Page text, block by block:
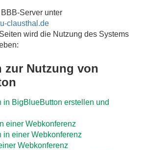
Server unter
clausthal.de
wird die Nutzung des Systems
zur Nutzung von
in BigBlueButton erstellen und
einer Webkonferenz
in einer Webkonferenz
Webkonferenz